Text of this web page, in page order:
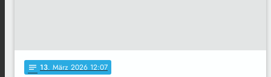
notes 13. März 2026 12:07